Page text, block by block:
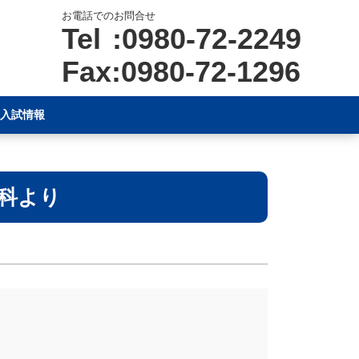
お電話でのお問合せ
Tel :0980-72-2249
Fax:0980-72-1296
入試情報
より